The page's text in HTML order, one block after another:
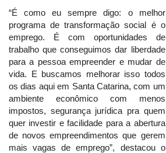
“É como eu sempre digo: o melhor
programa de transformação social é o
emprego. É com oportunidades de
trabalho que conseguimos dar liberdade
para a pessoa empreender e mudar de
vida. E buscamos melhorar isso todos
os dias aqui em Santa Catarina, com um
ambiente econômico com menos
impostos, segurança jurídica pra quem
quer investir e facilidade para a abertura
de novos empreendimentos que gerem
mais vagas de emprego”, destacou o